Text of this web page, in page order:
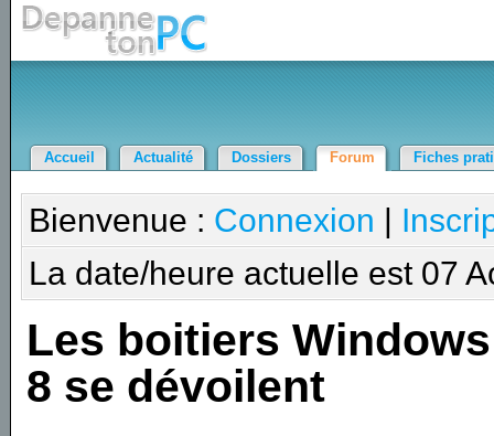
Accueil Actualité Dossiers Forum Fiches
Bienvenue : Connexion |
La date/heure actuelle est 07
Les boitiers Windows
8 se dévoilent